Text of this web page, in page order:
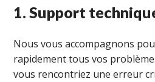
1. Support
Nous vous accompagnons
rapidement tous vos
vous rencontriez une erreur